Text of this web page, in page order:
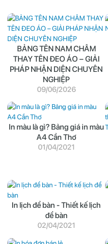
BẢNG TÊN NAM CHÂM
THAY TÊN ĐEO ÁO – GIẢI
PHÁP NHẬN DIỆN CHUYÊN
NGHIỆP
09/06/2026
In màu là gì? Bảng giá in màu
A4 Cần Thơ
01/04/2021
In lịch để bàn - Thiết kế lịch
để bàn
02/04/2021